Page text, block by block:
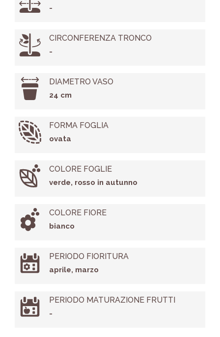
-
CIRCONFERENZA TRONCO
-
DIAMETRO VASO
24 cm
FORMA FOGLIA
ovata
COLORE FOGLIE
verde, rosso in autunno
COLORE FIORE
bianco
PERIODO FIORITURA
aprile, marzo
PERIODO MATURAZIONE FRUTTI
-